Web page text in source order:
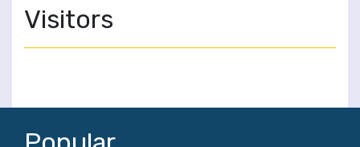
Visitors